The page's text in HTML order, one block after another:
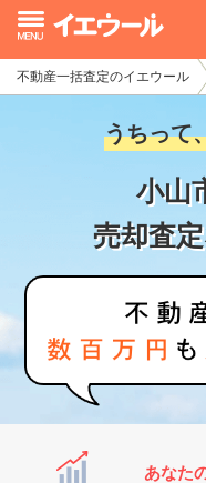
不動産一括査定のイエウール
うちって
小山
売却査
あなた
イエウール加盟希望の
初めての方へ
不動産売却の流れ
不動産の売却・一括査定
家査定シミュレーター
お問い合わせ